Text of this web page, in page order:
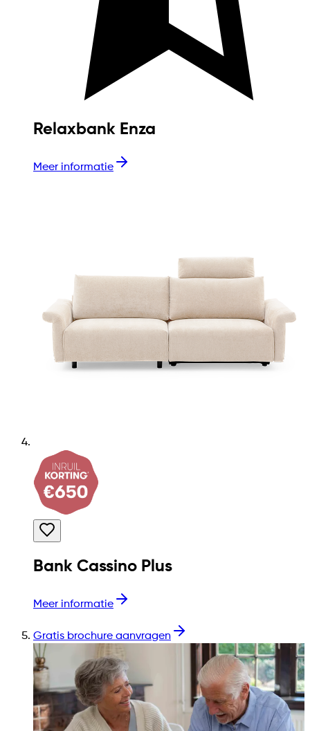
Relaxbank Enza
Meer informatie
Bank Cassino Plus
Meer informatie
Gratis brochure aanvragen